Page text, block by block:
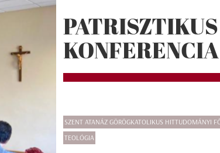
PATRISZTIKUS
SZENT ATANÁZ GÖRÖGKATOLIKUS HITTUDOMÁNYI
TEOLÓGIA